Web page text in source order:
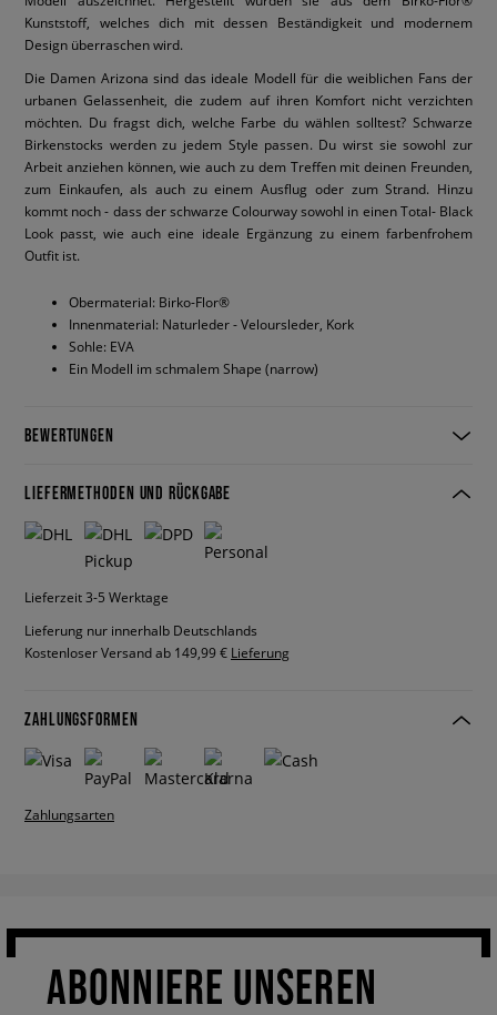
Kunststoff, welches dich mit dessen Beständigkeit und modernem
Design überraschen wird.
Die Damen Arizona sind das ideale Modell für die weiblichen Fans der
urbanen Gelassenheit, die zudem auf ihren Komfort nicht verzichten
möchten. Du fragst dich, welche Farbe du wählen solltest? Schwarze
Birkenstocks werden zu jedem Style passen. Du wirst sie sowohl zur
Arbeit anziehen können, wie auch zu dem Treffen mit deinen Freunden,
zum Einkaufen, als auch zu einem Ausflug oder zum Strand. Hinzu
kommt noch - dass der schwarze Colourway sowohl in einen Total- Black
Look passt, wie auch eine ideale Ergänzung zu einem farbenfrohem
Outfit ist.
Obermaterial: Birko-Flor®
Innenmaterial: Naturleder - Veloursleder, Kork
Sohle: EVA
Ein Modell im schmalem Shape (narrow)
BEWERTUNGEN
LIEFERMETHODEN UND RÜCKGABE
Lieferzeit 3-5 Werktage
Lieferung nur innerhalb Deutschlands
Kostenloser Versand ab 149,99 € Lieferung
ZAHLUNGSFORMEN
Zahlungsarten
ABONNIERE UNSEREN